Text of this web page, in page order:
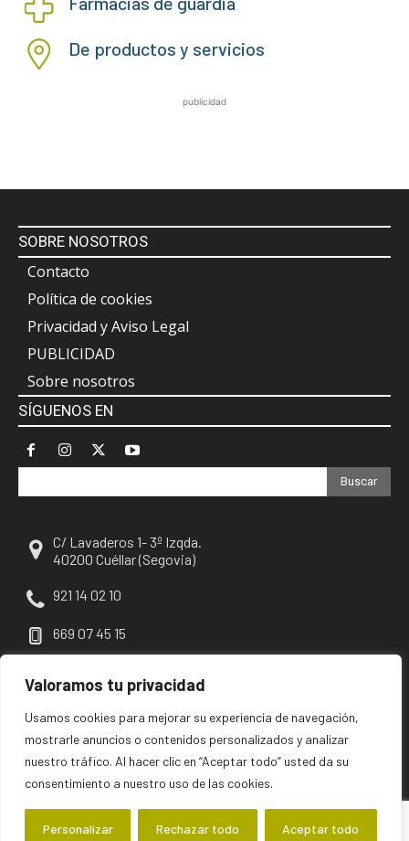
Valoramos tu privacidad
Usamos cookies para mejorar su experiencia de navegación,
mostrarle anuncios o contenidos personalizados y analizar
nuestro tráfico. Al hacer clic en “Aceptar todo” usted da su
consentimiento a nuestro uso de las cookies.
Personalizar Rechazar todo Aceptar todo
De productos y servicios
publicidad
SOBRE NOSOTROS
Contacto
Política de cookies
Privacidad y Aviso Legal
PUBLICIDAD
Sobre nosotros
SÍGUENOS EN
Buscar
C/ Lavaderos 1- 3º Izqda.
40200 Cuéllar (Segovia)
921 14 02 10
669 07 45 15